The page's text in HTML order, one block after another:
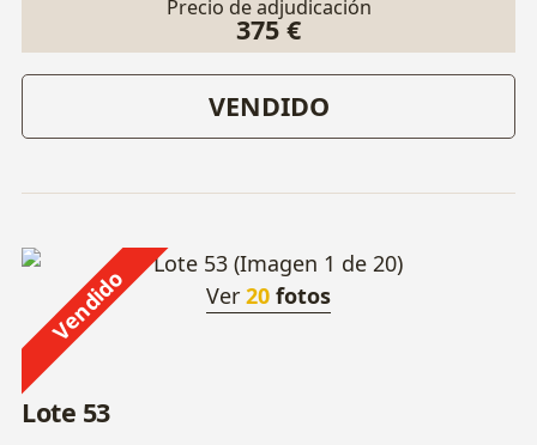
Precio de adjudicación
375 €
VENDIDO
Vendido Ver 20 fotos
Lote 53